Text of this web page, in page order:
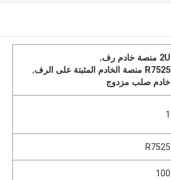
2U منصة خادم رف
,
R7525 منصة الخادم المثبتة على الرف
,
خادم صلب مزدوج
1
R7525
100